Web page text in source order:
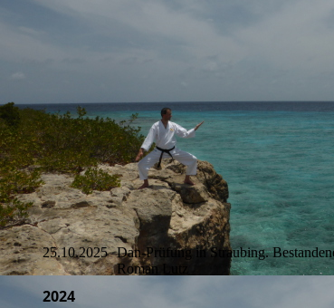
25.10.2025 Dan-Prüfung in Straubing.
Roman Lutz
2024